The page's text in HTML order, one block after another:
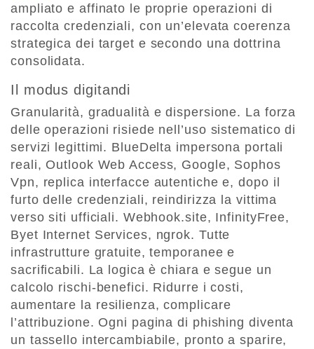
ampliato e affinato le proprie operazioni di
raccolta credenziali, con un’elevata coerenza
strategica dei target e secondo una dottrina
consolidata.
Il modusdigitandi
Granularità, gradualità e dispersione. La forza
delle operazioni risiede nell’uso sistematico di
servizi legittimi. BlueDelta impersona portali
reali, Outlook Web Access, Google, Sophos
Vpn, replica interfacce autentiche e, dopo il
furto delle credenziali, reindirizza la vittima
verso siti ufficiali. Webhook.site, InfinityFree,
Byet Internet Services, ngrok. Tutte
infrastrutture gratuite, temporanee e
sacrificabili. La logica è chiara e segue un
calcolo rischi-benefici. Ridurre i costi,
aumentare la resilienza, complicare
l’attribuzione. Ogni pagina di phishing diventa
un tassello intercambiabile, pronto a sparire,